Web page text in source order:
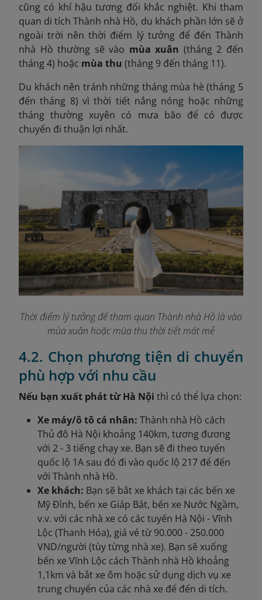
cũng có khí hậu tương đối khắc nghiệt. Khi tham
quan di tích Thành nhà Hồ, du khách phần lớn sẽ ở
ngoài trời nên thời điểm lý tưởng để đến Thành
nhà Hồ thường sẽ vào mùa xuân (tháng 2 đến
tháng 4) hoặc mùa thu (tháng 9 đến tháng 11).
Du khách nên tránh những tháng mùa hè (tháng 5
đến tháng 8) vì thời tiết nắng nóng hoặc những
tháng thường xuyên có mưa bão để có được
chuyến đi thuận lợi nhất.
Thời điểm lý tưởng để tham quan Thành nhà Hồ là vào
mùa xuân hoặc mùa thu thời tiết mát mẻ
4.2. Chọn phương tiện di chuyển
phù hợp với nhu cầu
Nếu bạn xuất phát từ Hà Nội thì có thể lựa chọn:
Xe máy/ô tô cá nhân: Thành nhà Hồ cách
Thủ đô Hà Nội khoảng 140km, tương đương
với 2 - 3 tiếng chạy xe. Bạn sẽ đi theo tuyến
quốc lộ 1A sau đó đi vào quốc lộ 217 để đến
với Thành nhà Hồ.
Xe khách: Bạn sẽ bắt xe khách tại các bến xe
Mỹ Đình, bến xe Giáp Bát, bến xe Nước Ngầm,
v.v. với các nhà xe có các tuyến Hà Nội - Vĩnh
Lộc (Thanh Hóa), giá vé từ 90.000 - 250.000
VND/người (tùy từng nhà xe). Bạn sẽ xuống
bến xe Vĩnh Lộc cách Thành nhà Hồ khoảng
1,1km và bắt xe ôm hoặc sử dụng dịch vụ xe
trung chuyển của các nhà xe để đến di tích.